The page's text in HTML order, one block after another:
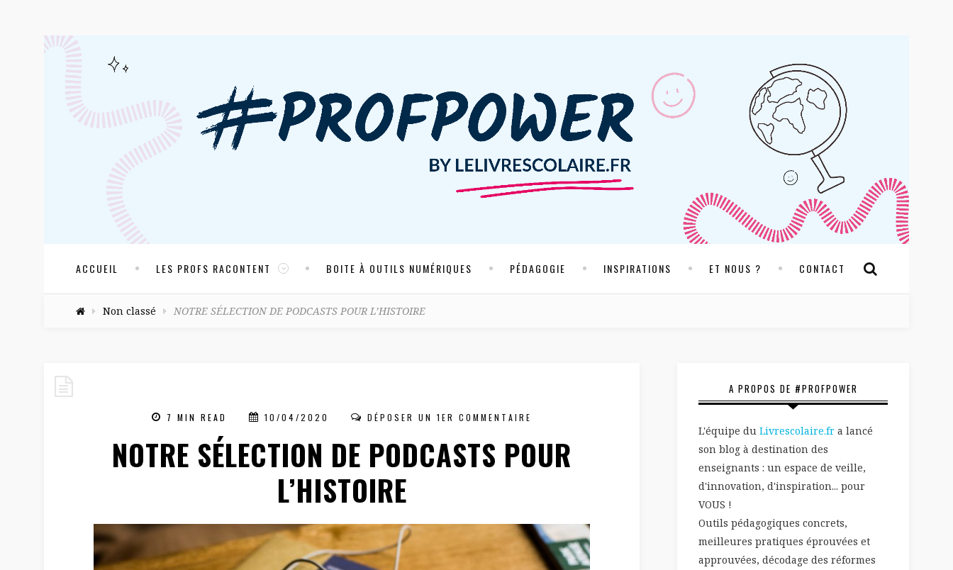
ACCUEIL LES PROFS RACONTENT BOITE À OUTILS NUMÉRIQUES PÉDAGOGIE INSPIRATIONS ET NOUS ? CONTACT
Non classé NOTRE SÉLECTION DE PODCASTS POUR L’HISTOIRE
7 MIN READ 10/04/2020 DÉPOSER UN 1ER COMMENTAIRE
NOTRE SÉLECTION DE PODCASTS POUR
L’HISTOIRE
A PROPOS DE #PROFPOWER
L'équipe du Livrescolaire.fr a lancé
son blog à destination des
enseignants : un espace de veille,
d'innovation, d'inspiration... pour
VOUS !
Outils pédagogiques concrets,
meilleures pratiques éprouvées et
approuvées, décodage des réformes